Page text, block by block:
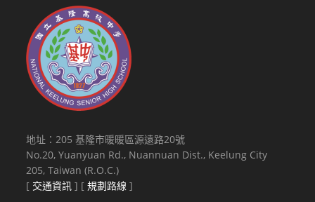
地址：205 基隆市暖暖區源遠路20號
No.20, Yuanyuan Rd., Nuannuan Dist., Keelung City
205, Taiwan (R.O.C.)
[ 交通資訊 ] [規劃路線 ]